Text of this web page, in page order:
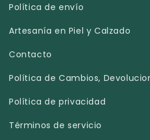
Política de envío
Artesanía en Piel y Calzado
Contacto
Política de Cambios,
Política de privacidad
Términos de servicio